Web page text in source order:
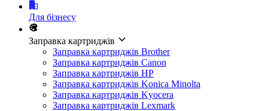
Для бізнесу
Заправка картриджів
Заправка картриджів Brother
Заправка картриджів Canon
Заправка картриджів HP
Заправка картриджів Konica Minolta
Заправка картриджів Kyocera
Заправка картриджів Lexmark